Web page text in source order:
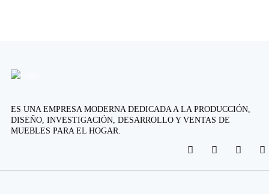
ES UNA EMPRESA MODERNA DEDICADA A LA PRODUCCIÓN,
DISEÑO, INVESTIGACIÓN, DESARROLLO Y VENTAS DE
MUEBLES PARA EL HOGAR.